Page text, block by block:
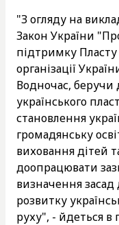
"З огляду на
Закон України
підтримку Пласту
організації
Водночас, беручи
українського
становлення
громадянську
виховання дітей
доопрацювати
визначення
розвитку
руху", - йдеться в